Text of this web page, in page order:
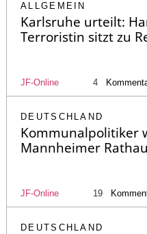
ALLGEMEIN
Karlsruhe urteilt:
Terroristin sitzt zu
JF-Online 4
DEUTSCHLAND
Kommunalpolitiker
Mannheimer
JF-Online 19
DEUTSCHLAND